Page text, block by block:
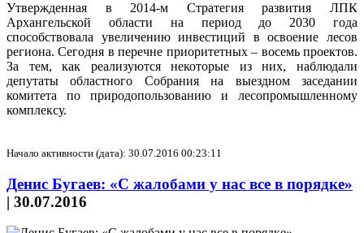
Утвержденная в 2014-м Стратегия развития ЛПК
Архангельской области на период до 2030 года
способствовала увеличению инвестиций в освоение лесов
региона. Сегодня в перечне приоритетных – восемь проектов.
За тем, как реализуются некоторые из них, наблюдали
депутаты областного Собрания на выездном заседании
комитета по природопользованию и лесопромышленному
комплексу.
Начало активности (дата): 30.07.2016 00:23:11
Денис Бугаев: «С жалобами у нас все в порядке»
| 30.07.2016